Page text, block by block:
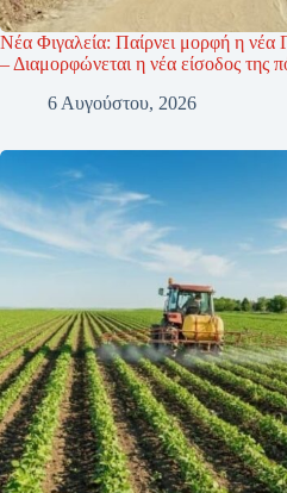
Νέα Φιγαλεία: Παίρνει μορφή η
– Διαμορφώνεται η νέα είσοδος της
6 Αυγούστου, 2026